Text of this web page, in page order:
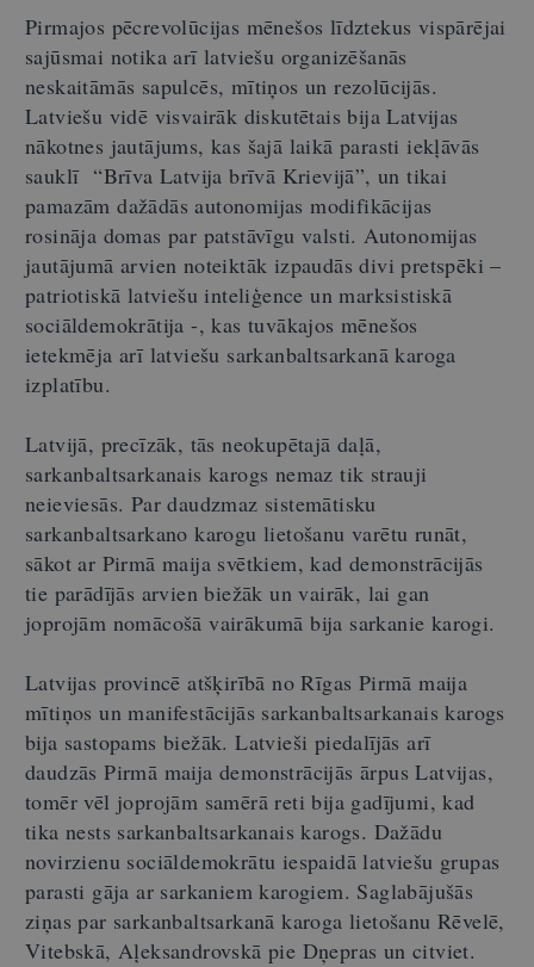
Pirmajos pēcrevolūcijas mēnešos līdztekus vispārējai
sajūsmai notika arī latviešu organizēšanās
neskaitāmās sapulcēs, mītiņos un rezolūcijās.
Latviešu vidē visvairāk diskutētais bija Latvijas
nākotnes jautājums, kas šajā laikā parasti iekļāvās
sauklī “Brīva Latvija brīvā Krievijā”, un tikai
pamazām dažādās autonomijas modifikācijas
rosināja domas par patstāvīgu valsti. Autonomijas
jautājumā arvien noteiktāk izpaudās divi pretspēki –
patriotiskā latviešu inteliģence un marksistiskā
sociāldemokrātija -, kas tuvākajos mēnešos
ietekmēja arī latviešu sarkanbaltsarkanā karoga
izplatību.
Latvijā, precīzāk, tās neokupētajā daļā,
sarkanbaltsarkanais karogs nemaz tik strauji
neieviesās. Par daudzmaz sistemātisku
sarkanbaltsarkano karogu lietošanu varētu runāt,
sākot ar Pirmā maija svētkiem, kad demonstrācijās
tie parādījās arvien biežāk un vairāk, lai gan
joprojām nomācošā vairākumā bija sarkanie karogi.
Latvijas provincē atšķirībā no Rīgas Pirmā maija
mītiņos un manifestācijās sarkanbaltsarkanais karogs
bija sastopams biežāk. Latvieši piedalījās arī
daudzās Pirmā maija demonstrācijās ārpus Latvijas,
tomēr vēl joprojām samērā reti bija gadījumi, kad
tika nests sarkanbaltsarkanais karogs. Dažādu
novirzienu sociāldemokrātu iespaidā latviešu grupas
parasti gāja ar sarkaniem karogiem. Saglabājušās
ziņas par sarkanbaltsarkanā karoga lietošanu Rēvelē,
Vitebskā, Aļeksandrovskā pie Dņepras un citviet.